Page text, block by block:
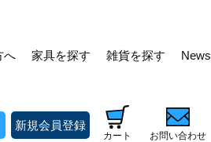
へ 家具を探す 雑貨を探す News
新規会員登録
カート お問い合わせ